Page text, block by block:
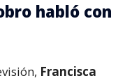
habló con
Francisca